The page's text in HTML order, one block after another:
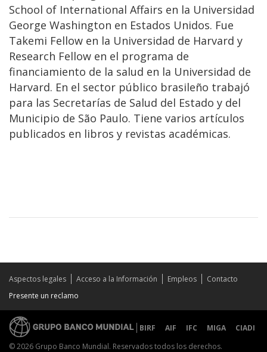
School of International Affairs en la Universidad
George Washington en Estados Unidos. Fue
Takemi Fellow en la Universidad de Harvard y
Research Fellow en el programa de
financiamiento de la salud en la Universidad de
Harvard. En el sector público brasileño trabajó
para las Secretarías de Salud del Estado y del
Municipio de São Paulo. Tiene varios artículos
publicados en libros y revistas académicas.
Aspectos legales Acceso a la Información Empleos
Contacto
Presente un reclamo
BIRF AIF IFC MIGA
CIADI
© 2026 Grupo Banco Mundial. Reservados todos los derechos.